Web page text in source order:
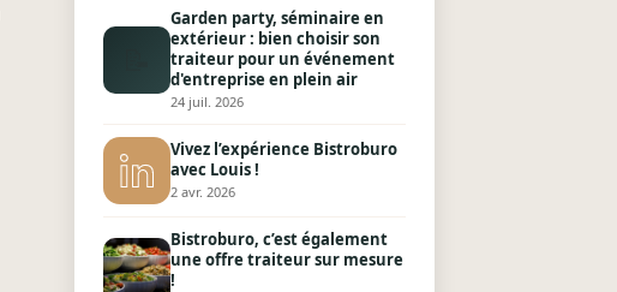
Garden party, séminaire en
extérieur : bien choisir son
traiteur pour un événement
d'entreprise en plein air
24 juil. 2026
Vivez l’expérience Bistroburo
avec Louis !
2 avr. 2026
Bistroburo, c’est également
une offre traiteur sur mesure
!